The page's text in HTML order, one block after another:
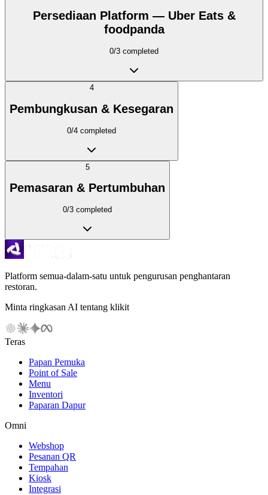
Persediaan Platform — Uber Eats &
foodpanda
0/3 completed
4
Pembungkusan & Kesegaran
0/4 completed
5
Pemasaran & Pertumbuhan
0/3 completed
Platform semua-dalam-satu untuk pengurusan penghantaran
restoran.
Minta ringkasan AI tentang klikit
Teras
Papan Pemuka
Point of Sale
Menu
Inventori
Paparan Dapur
Omni
Webshop
Pesanan QR
Tempahan
Kiosk
Integrasi